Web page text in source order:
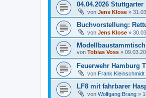
04.04.2026
von Jens Klose »
Buchvorstellung:
von Jens Klose »
von Tobias Voss »
Feuerwehr Hamburg
von Frank Kleinschmidt
LF8 mit fahrbarer
von Wolfgang Brang »